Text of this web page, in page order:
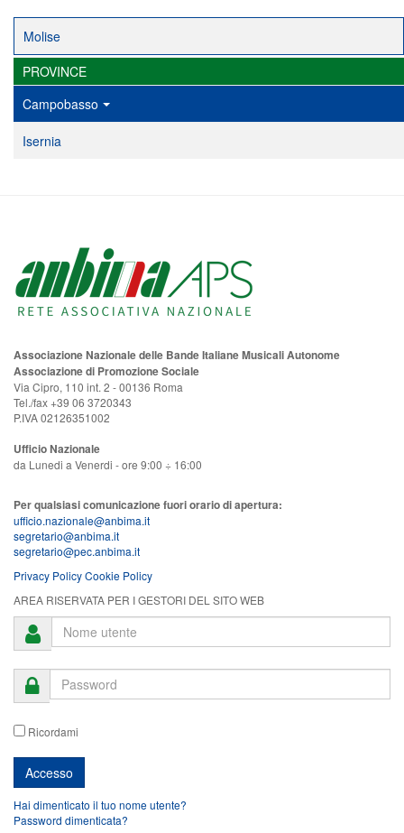
Molise
PROVINCE
Campobasso
Isernia
Associazione Nazionale delle Bande Italiane Musicali Autonome
Associazione di Promozione Sociale
Via Cipro, 110 int. 2 - 00136 Roma
Tel./fax +39 06 3720343
P.IVA 02126351002
Ufficio Nazionale
da Lunedi a Venerdi - ore 9:00 ÷ 16:00
Per qualsiasi comunicazione fuori orario di apertura:
ufficio.nazionale@anbima.it
segretario@anbima.it
segretario@pec.anbima.it
Privacy PolicyCookie Policy
AREA RISERVATA PER I GESTORI DEL SITO WEB
Ricordami
Hai dimenticato il tuo nome utente?
Password dimenticata?